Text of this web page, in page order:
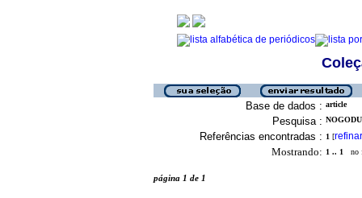
Base de dados : article
Pesquisa :
Referências encontradas : 1 [refinar
Mostrando: 1 .. 1 no
página 1 de 1